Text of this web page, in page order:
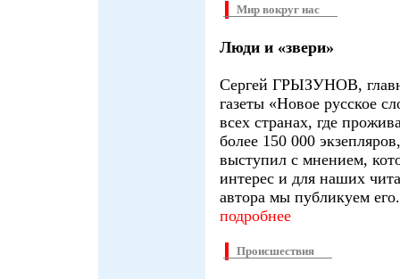
Мир вокруг нас
Люди и «звери»
Сергей ГРЫЗУНОВ,
газеты «Новое русское
всех странах, где
более 150 000
выступил с мнением,
интерес и для наших
автора мы публикуем его.
подробнее
Происшествия